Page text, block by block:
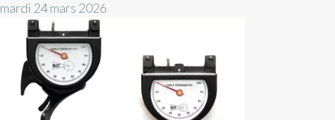
mardi 24 mars 2026